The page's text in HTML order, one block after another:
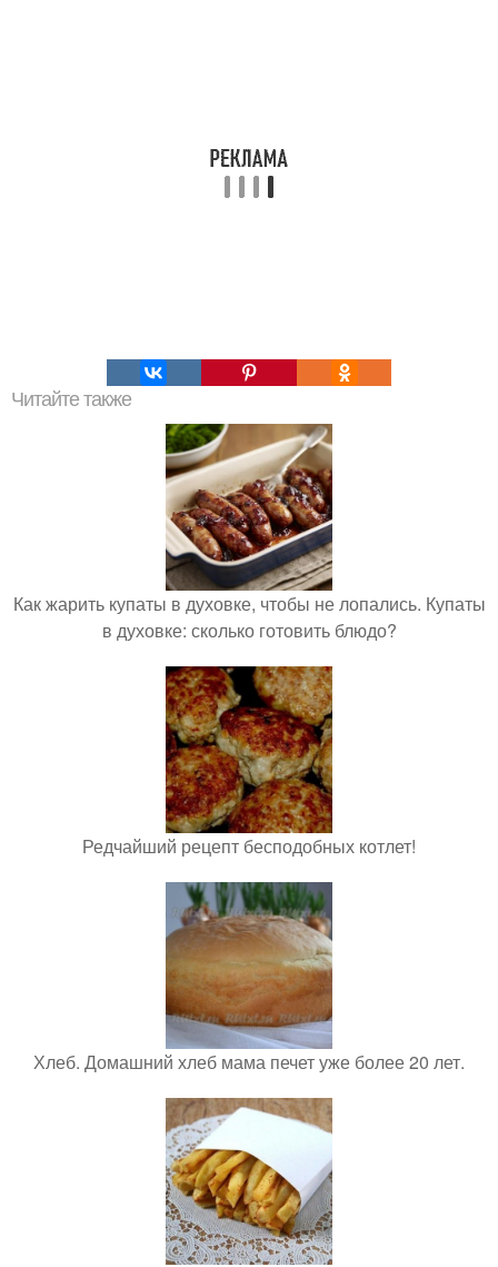
Читайте также
Как жарить купаты в духовке, чтобы не лопались. Купаты
в духовке: сколько готовить блюдо?
Редчайший рецепт бесподобных котлет!
Хлеб. Домашний хлеб мама печет уже более 20 лет.